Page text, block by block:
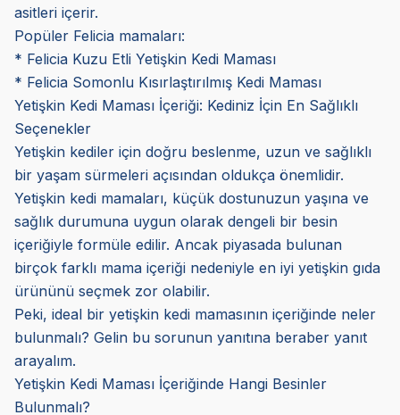
asitleri içerir.
Popüler Felicia mamaları:
* Felicia Kuzu Etli Yetişkin Kedi Maması
* Felicia Somonlu Kısırlaştırılmış Kedi Maması
Yetişkin Kedi Maması İçeriği: Kediniz İçin En Sağlıklı
Seçenekler
Yetişkin kediler için doğru beslenme, uzun ve sağlıklı
bir yaşam sürmeleri açısından oldukça önemlidir.
Yetişkin kedi mamaları, küçük dostunuzun yaşına ve
sağlık durumuna uygun olarak dengeli bir besin
içeriğiyle formüle edilir. Ancak piyasada bulunan
birçok farklı mama içeriği nedeniyle en iyi yetişkin gıda
ürününü seçmek zor olabilir.
Peki, ideal bir yetişkin kedi mamasının içeriğinde neler
bulunmalı? Gelin bu sorunun yanıtına beraber yanıt
arayalım.
Yetişkin Kedi Maması İçeriğinde Hangi Besinler
Bulunmalı?